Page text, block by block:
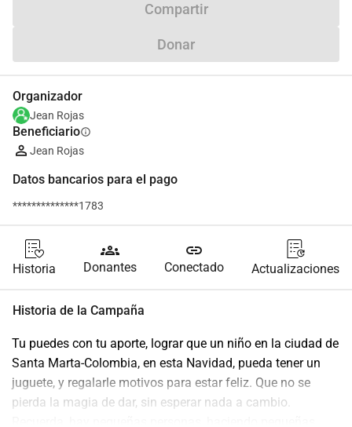
Compartir
Donar
Organizador
Jean Rojas
Beneficiarioinfo
Jean Rojas
Datos bancarios para el pago
**************1783
Historia
groups
Donantes
link
Conectado Actualizaciones
Historia de la Campaña
Tu puedes con tu aporte, lograr que un niño en la ciudad de
Santa Marta-Colombia, en esta Navidad, pueda tener un
juguete, y regalarle motivos para estar feliz. Que no se
pierda la magia de dar, sin esperar nada a cambio.